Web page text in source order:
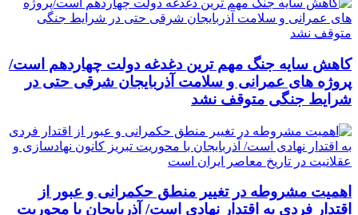
کاهش سایه جنگ مهم ‌ترین دغدغه دولت چهاردهم است/
پروژه ‌های عمرانی و سلامت آذربایجان شرقی حتی در
شرایط جنگی متوقف نشد
اهمیت مشروطه در تغییر منطق حکمرانی و عبور از
اقتدار فردی به اقتدار نهادی است/ آذربایجان با محوریت